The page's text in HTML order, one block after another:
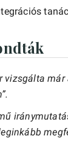
vizsgálta